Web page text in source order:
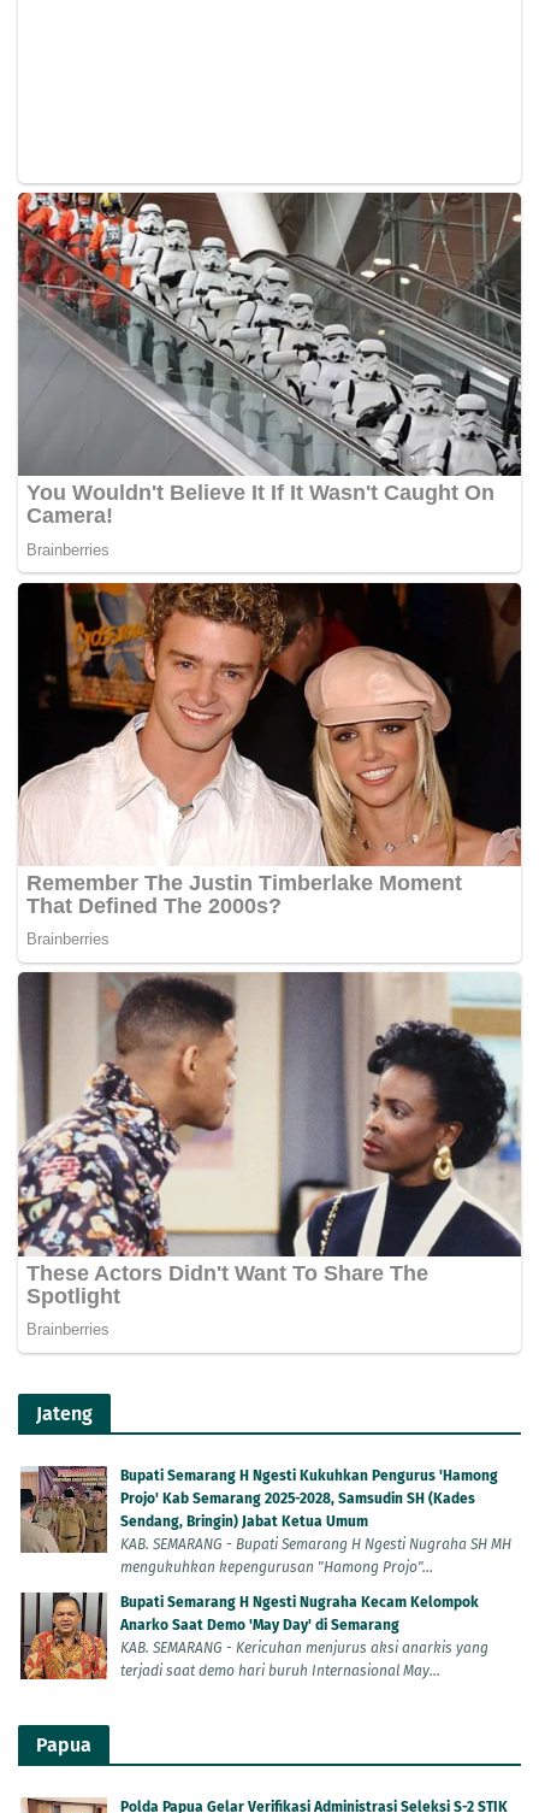
Jateng
Bupati Semarang H Ngesti Kukuhkan Pengurus 'Hamong
Projo' Kab Semarang 2025-2028, Samsudin SH (Kades
Sendang, Bringin) Jabat Ketua Umum
KAB. SEMARANG - Bupati Semarang H Ngesti Nugraha SH MH
mengukuhkan kepengurusan "Hamong Projo"...
Bupati Semarang H Ngesti Nugraha Kecam Kelompok
Anarko Saat Demo 'May Day' di Semarang
KAB. SEMARANG - Kericuhan menjurus aksi anarkis yang
terjadi saat demo hari buruh Internasional May...
Papua
Polda Papua Gelar Verifikasi Administrasi Seleksi S-2 STIK